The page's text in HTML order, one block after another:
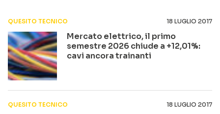
QUESITO TECNICO 18 LUGLIO 2017
Mercato elettrico, il primo
semestre 2026 chiude a +12,01%:
cavi ancora trainanti
QUESITO TECNICO 18 LUGLIO 2017